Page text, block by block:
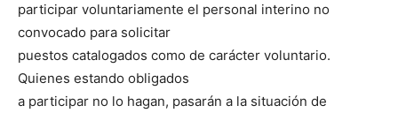
participar voluntariamente el personal interino no
convocado para solicitar
puestos catalogados como de carácter voluntario.
Quienes estando obligados
a participar no lo hagan, pasarán a la situación de